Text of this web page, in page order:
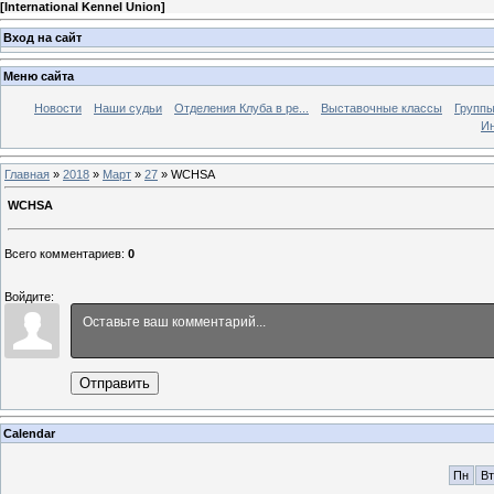
[International Kennel Union]
Вход на сайт
Меню сайта
Новости Наши судьи Отделения Клуба в ре... Выставочные классы
Главная » 2018 » Март » 27 » WCHSA
WCHSA
Всего комментариев: 0
Войдите:
Отправить
Calendar
Пн Вт